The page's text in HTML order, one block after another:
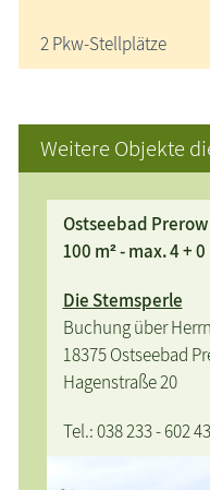
2 Pkw-Stellplätze
Weitere Objekte
Ostseebad
100 m² - max. 4 +
Die Stemsperle
Buchung über
18375 Ostseebad
Hagenstraße 20
Tel.: 038 233 - 602 43